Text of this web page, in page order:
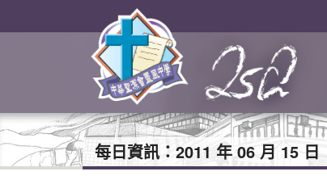
每日資訊： 2011 年 06 月 15 日